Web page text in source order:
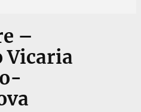
–
Vicaria